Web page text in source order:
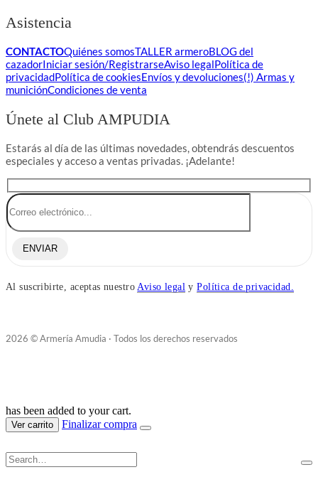
Asistencia
CONTACTOQuiénes somosTALLER armeroBLOG del
cazadorIniciar sesión/RegistrarseAviso legalPolítica de
privacidadPolítica de cookiesEnvíos y devoluciones(!) Armas y
municiónCondiciones de venta
Únete al Club AMPUDIA
Estarás al día de las últimas novedades, obtendrás descuentos
especiales y acceso a ventas privadas. ¡Adelante!
ENVIAR
Al suscribirte, aceptas nuestro Aviso legal yPolítica de privacidad.
2026 © Armería Amudia · Todos los derechos reservados
has been added to your cart.
Ver carrito Finalizar compra